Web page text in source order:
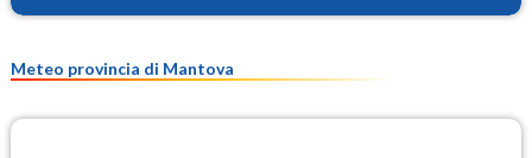
PM25
Meteo provincia di Mantova